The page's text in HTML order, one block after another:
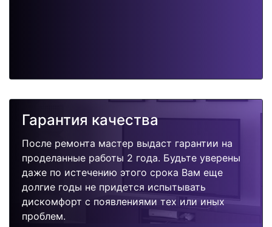
Гарантия качества
После ремонта мастер выдаст гарантии на
проделанные работы 2 года. Будьте уверены
даже по истечению этого срока Вам еще
долгие годы не придется испытывать
дискомфорт с появлениями тех или иных
проблем.